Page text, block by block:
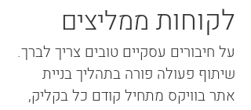
על חיבורים עסקיים טובים צריך לברך.
שיתוף פעולה פורה בתהליך בניית
אתר בוויקס מתחיל קודם כל בקליק,
לקוחות ממליצים